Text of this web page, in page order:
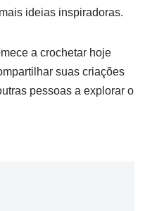
ideias inspiradoras.
a crochetar hoje
suas criações
pessoas a explorar o